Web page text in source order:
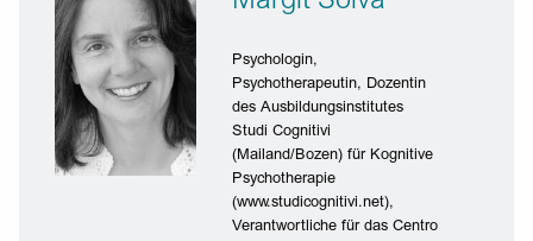
Psychologin,
Psychotherapeutin, Dozentin
des Ausbildungsinstitutes
Studi Cognitivi
(Mailand/Bozen) für Kognitive
Psychotherapie
(www.studicognitivi.net),
Verantwortliche für das Centro